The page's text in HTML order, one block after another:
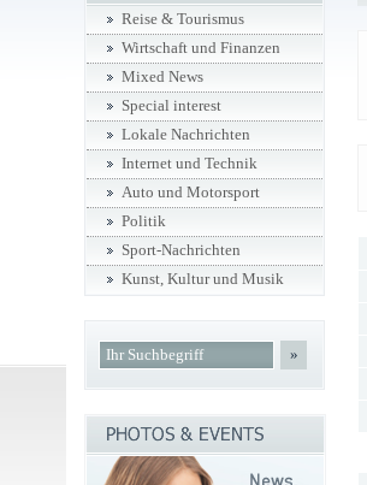
Reise & Tourismus
Wirtschaft und Finanzen
Mixed News
Special interest
Lokale Nachrichten
Internet und Technik
Auto und Motorsport
Politik
Sport-Nachrichten
Kunst, Kultur und Musik
»